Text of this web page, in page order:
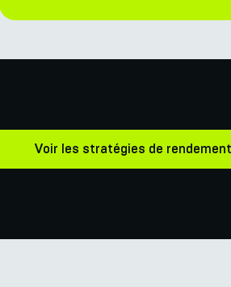
Voir les stratégies de rendement